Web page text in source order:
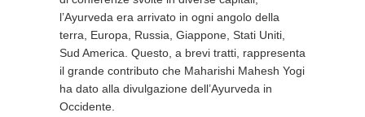
l’Ayurveda era arrivato in ogni angolo della
terra, Europa, Russia, Giappone, Stati Uniti,
Sud America. Questo, a brevi tratti, rappresenta
il grande contributo che Maharishi Mahesh Yogi
ha dato alla divulgazione dell’Ayurveda in
Occidente.